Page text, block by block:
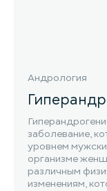
Андрология
заболевание,
уровнем
организме
различным
изменениям,